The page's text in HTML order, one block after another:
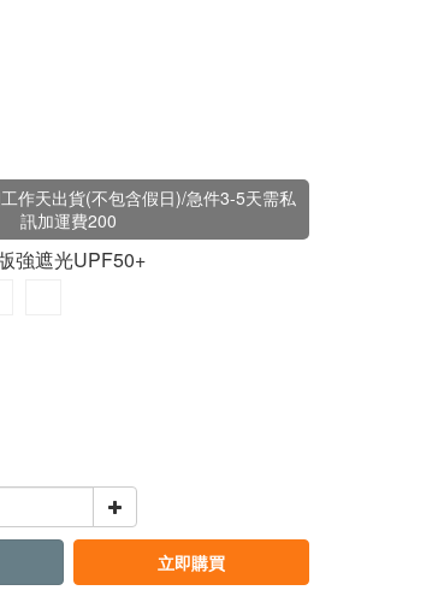
作天出貨(不包含假日)/急件3-5天需私
訊加運費200
強遮光UPF50+
立即購買